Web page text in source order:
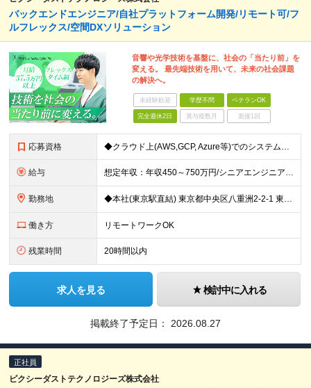
バックエンドエンジニア/自社プラットフォーム開発/リモート可/フ
ルフレックス/空間DXソリューション
音響や光学技術を基盤に、社会の「当たり前」を
変える。 最先端技術を用いて、未来の社会課題
の解決へ。
未経験歓迎 学歴不問 ベテランOK
完全週休2日 賞与複数月 面接1回
応募資格 ◆クラウド上(AWS,GCP, Azure等)でのシステム開発・運用経験 ◆フレームワークを使用したWebアプリケーションの開発経験 ◆モダン言語を用いた開発経験 ※学歴不問 【求める人物像】 ・チ
給与 想定年収：年収450～750万円/シニアエンジニア:年収650～1200万円 ◆月給37.5万円以上 ※経験・能力に応じて決定します。 ※固定残業代（月45時間分相当／9.9万円～）を含みます ※超
勤務地 ◆本社(東京駅直結) 東京都中央区八重洲2-2-1 東京ミッドタウン八重洲 八重洲セントラルタワー8階 ※就業場所変更の範囲：会社の定める場所
働き方 リモートワークOK
残業時間 20時間以内
求人を見る 検討中に入れる
掲載終了予定日： 2026.08.27
正社員
ピクシーダストテクノロジーズ株式会社